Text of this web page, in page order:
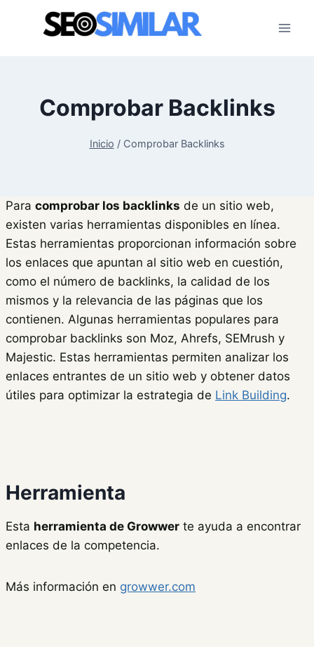
Comprobar Backlinks
Inicio / Comprobar Backlinks
Para comprobar los backlinks de un sitio web,
existen varias herramientas disponibles en línea.
Estas herramientas proporcionan información sobre
los enlaces que apuntan al sitio web en cuestión,
como el número de backlinks, la calidad de los
mismos y la relevancia de las páginas que los
contienen. Algunas herramientas populares para
comprobar backlinks son Moz, Ahrefs, SEMrush y
Majestic. Estas herramientas permiten analizar los
enlaces entrantes de un sitio web y obtener datos
útiles para optimizar la estrategia de Link Building.
Herramienta
Esta herramienta de Growwer te ayuda a encontrar
enlaces de la competencia.
Más información en growwer.com